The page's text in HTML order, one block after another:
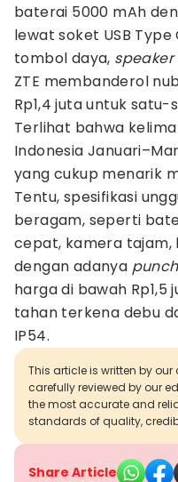
baterai 5000 mAh
lewat soket USB Type
tombol daya, speaker
ZTE membanderol
Rp1,4 juta untuk satu-
Terlihat bahwa
Indonesia
yang cukup menarik
Tentu, spesifikasi
beragam, seperti
cepat, kamera
dengan adanya
harga di bawah
tahan terkena debu
IP54.
This article is written by
carefully reviewed by our
the most accurate and
standards of quality,
Share Article